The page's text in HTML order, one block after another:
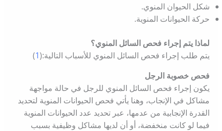
شكل الحيوان المنوي.
حركة الحيوانات المنوية.
لماذا يتم إجراء فحص السائل المنوي؟
يتم طلب إجراء فحص السائل المنوي للأسباب التالية:(1
)
فحص خصوبة الرجل
يكون إجراء فحص السائل المنوي للرجل في حالة مواجهة
مشاكل في الإنجاب، وهنا يأتي فحص الحيوانات المنوية لتحديد
القدرة الإنجابية من عدمها، عبر تحديد عدد الحيوانات المنوية
فيما لو كانت منخفضة، أو أن لديها مشاكل وظيفية بسبب